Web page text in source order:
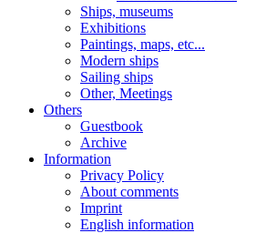
Ships, museums
Exhibitions
Paintings, maps, etc...
Modern ships
Sailing ships
Other, Meetings
Others
Guestbook
Archive
Information
Privacy Policy
About comments
Imprint
English information